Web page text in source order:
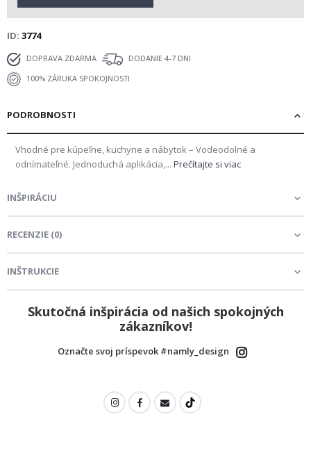
ID 3774
DOPRAVA ZDARMA
DODANIE 4-7 DNI
100% ZÁRUKA SPOKOJNOSTI
PODROBNOSTI
Vhodné pre kúpeľne, kuchyne a nábytok – Vodeodolné a
odnímateľné. Jednoduchá aplikácia,... Prečítajte si viac
INŠPIRÁCIU
RECENZIE (0)
INŠTRUKCIE
Skutočná inšpirácia od našich spokojných
zákazníkov!
Označte svoj príspevok #namly_design